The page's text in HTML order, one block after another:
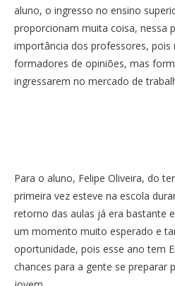
aluno, o ingresso no ensino
proporcionam muita coisa, nessa
importância dos professores, pois
formadores de opiniões, mas
ingressarem no mercado de
Para o aluno, Felipe Oliveira, do
primeira vez esteve na escola
retorno das aulas já era bastante
um momento muito esperado e
oportunidade, pois esse ano tem
chances para a gente se preparar